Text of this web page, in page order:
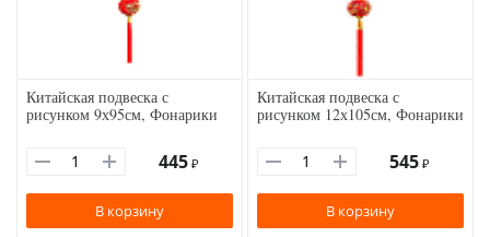
Китайская подвеска с
рисунком 9х95см, Фонарики
445 ₽
В корзину
Китайская подвеска с
рисунком 12х105см, Фонарики
545 ₽
В корзину